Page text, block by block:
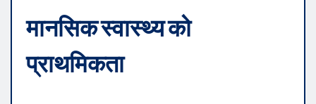
मानसिक स्वास्थ्य को
प्राथमिकता